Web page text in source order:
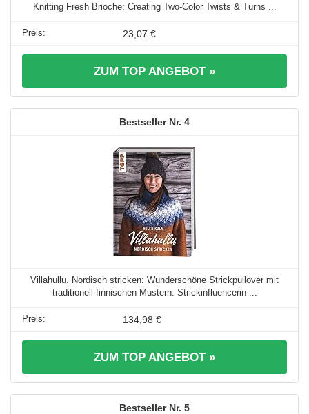
Knitting Fresh Brioche: Creating Two-Color Twists & Turns ...
23,07 €
ZUM TOP ANGEBOT »
4
Villahullu. Nordisch stricken: Wunderschöne Strickpullover mit
traditionell finnischen Mustern. Strickinfluencerin ...
134,98 €
ZUM TOP ANGEBOT »
5